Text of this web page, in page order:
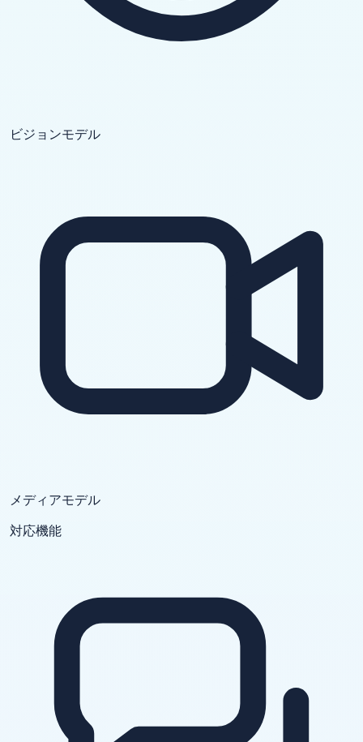
ビジョンモデル
メディアモデル
対応機能